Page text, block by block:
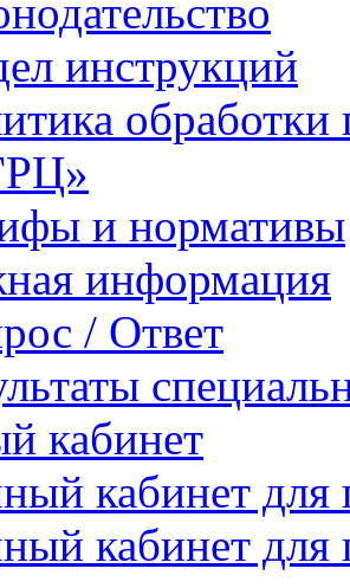
инструкций
и нормативы
информация
/ Ответ
кабинет
кабинет
кабинет